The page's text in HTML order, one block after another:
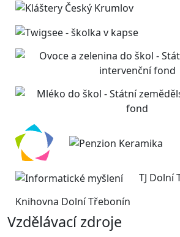
TJ Dolní
Knihovna Dolní Třebonín
Vzdělávací zdroje